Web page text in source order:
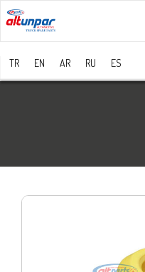
TR EN AR RU ES